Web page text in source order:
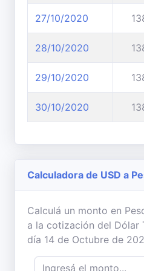
27/10/2020
28/10/2020
29/10/2020
30/10/2020
Calculadora de USD a
Calculá un monto en
a la cotización del Dólar
día 14 de Octubre de